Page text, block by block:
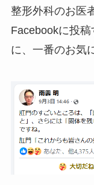
整形外科のお医
Facebookに投
に、一番のお気